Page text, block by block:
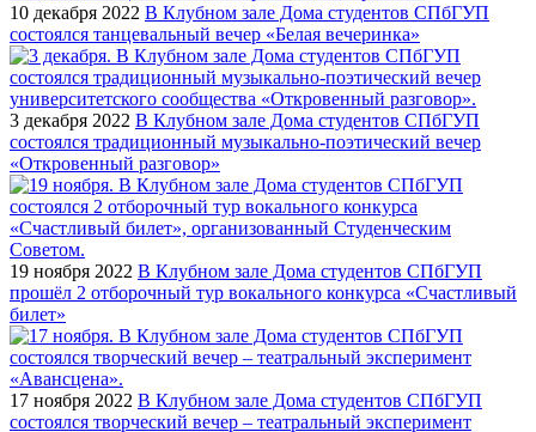
10 декабря 2022 В Клубном зале Дома студентов СПбГУП
состоялся танцевальный вечер «Белая вечеринка»
3 декабря 2022 В Клубном зале Дома студентов СПбГУП
состоялся традиционный музыкально-поэтический вечер
«Откровенный разговор»
19 ноября 2022 В Клубном зале Дома студентов СПбГУП
прошёл 2 отборочный тур вокального конкурса «Счастливый
билет»
17 ноября 2022 В Клубном зале Дома студентов СПбГУП
состоялся творческий вечер – театральный эксперимент